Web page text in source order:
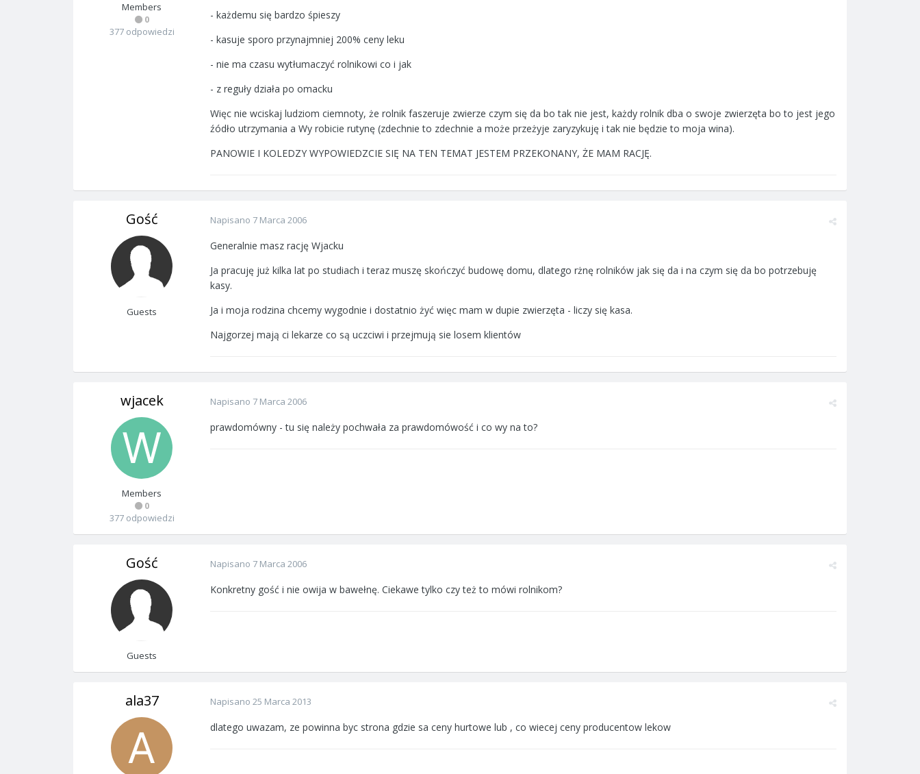
Members
0
377 odpowiedzi
- każdemu się bardzo śpieszy
- kasuje sporo przynajmniej 200% ceny leku
- nie ma czasu wytłumaczyć rolnikowi co i jak
- z reguły działa po omacku
Więc nie wciskaj ludziom ciemnoty, że rolnik faszeruje zwierze czym się da bo tak nie jest, każdy rolnik dba o swoje zwierzęta bo to jest jego
źódło utrzymania a Wy robicie rutynę (zdechnie to zdechnie a może przeżyje zaryzykuję i tak nie będzie to moja wina).
PANOWIE I KOLEDZY WYPOWIEDZCIE SIĘ NA TEN TEMAT JESTEM PRZEKONANY, ŻE MAM RACJĘ.
Gość
Guests
Napisano 7 Marca 2006
Generalnie masz rację Wjacku
Ja pracuję już kilka lat po studiach i teraz muszę skończyć budowę domu, dlatego rżnę rolników jak się da i na czym się da bo potrzebuję
kasy.
Ja i moja rodzina chcemy wygodnie i dostatnio żyć więc mam w dupie zwierzęta - liczy się kasa.
Najgorzej mają ci lekarze co są uczciwi i przejmują sie losem klientów
wjacek
Members
0
377 odpowiedzi
Napisano 7 Marca 2006
prawdomówny - tu się należy pochwała za prawdomówość i co wy na to?
Gość
Guests
Napisano 7 Marca 2006
Konkretny gość i nie owija w bawełnę. Ciekawe tylko czy też to mówi rolnikom?
ala37 Napisano 25 Marca 2013
dlatego uwazam, ze powinna byc strona gdzie sa ceny hurtowe lub , co wiecej ceny producentow lekow